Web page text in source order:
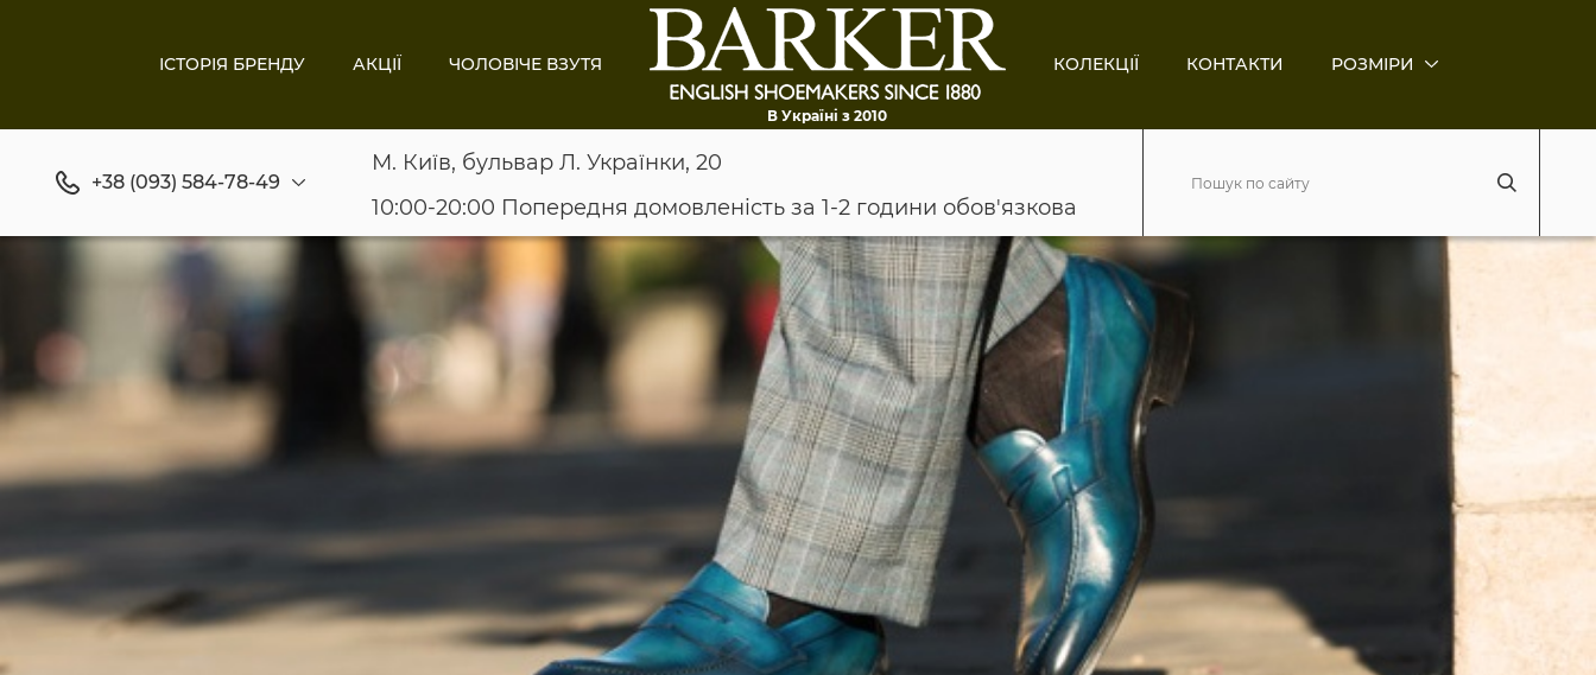
ІСТОРІЯ БРЕНДУ АКЦІЇ ЧОЛОВІЧЕ ВЗУТЯ
В Україні з 2010
КОЛЕКЦІЇ КОНТАКТИ РОЗМІРИ
+38 (093) 584-78-49
М. Київ, бульвар Л. Українки, 20
10:00-20:00 Попередня домовленість за 1-2 години обов'язкова